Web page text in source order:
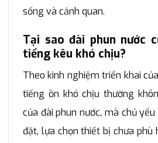
sống và cảnh quan.
Tại sao đài phun nước
tiếng kêu khó chịu?
Theo kinh nghiệm triển khai
tiếng ồn khó chịu thường
của đài phun nước, mà chủ
đặt, lựa chọn thiết bị chưa phù